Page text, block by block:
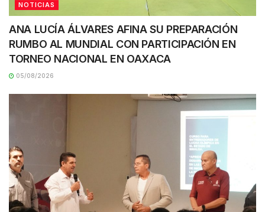
NOTICIAS
ANA LUCÍA ÁLVARES AFINA SU PREPARACIÓN
RUMBO AL MUNDIAL CON PARTICIPACIÓN EN
TORNEO NACIONAL EN OAXACA
05/08/2026